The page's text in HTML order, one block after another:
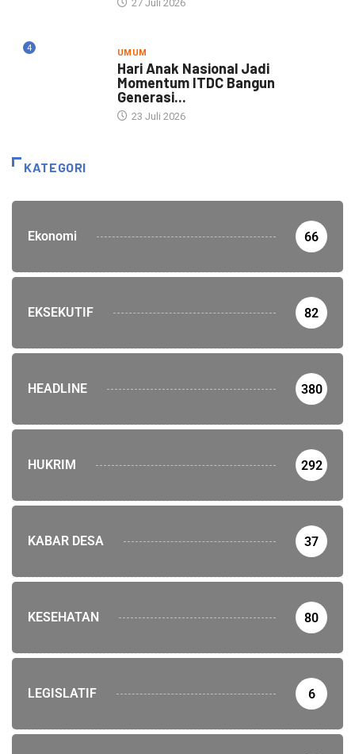
27 Juli 2026
4 UMUM
Hari Anak Nasional Jadi
Momentum ITDC Bangun
Generasi...
23 Juli 2026
KATEGORI
Ekonomi 66
EKSEKUTIF 82
HEADLINE 380
HUKRIM 292
KABAR DESA 37
KESEHATAN 80
LEGISLATIF 6